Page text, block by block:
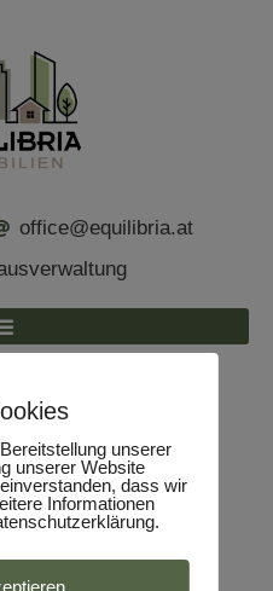
office@equilibria.at
unserer
unserer Website
dass wir
Informationen